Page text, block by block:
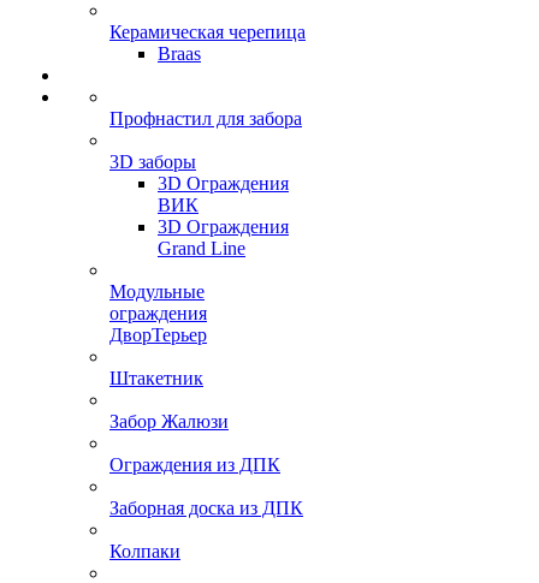
Керамическая черепица
Braas
Профнастил для забора
3D заборы
3D Ограждения
ВИК
3D Ограждения
Grand Line
Модульные
ограждения
ДворТерьер
Штакетник
Забор Жалюзи
Ограждения из ДПК
Заборная доска из ДПК
Колпаки